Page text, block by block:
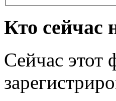
Кто сейчас
Сейчас этот